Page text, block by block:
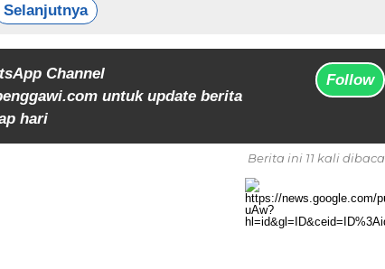
Selanjutnya
Channel
untuk update berita
hari
Follow
Berita ini 11 kali dibaca